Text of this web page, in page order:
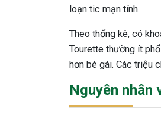
loạn tic mạn tính.
Theo thống kê, có
Tourette thường ít
hơn bé gái. Các triệu
Nguyên nhân